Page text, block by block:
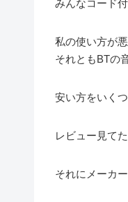
みんなコード
私の使い方が
それともBTの
安い方をいく
レビュー見て
それにメーカ